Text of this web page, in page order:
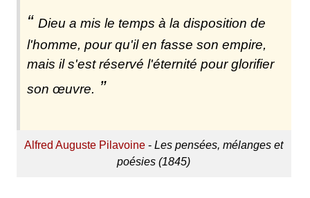
Dieu a mis le temps à la disposition de
l'homme, pour qu'il en fasse son empire,
mais il s'est réservé l'éternité pour glorifier
son œuvre.
Alfred Auguste Pilavoine -Les pensées, mélanges et
poésies (1845)